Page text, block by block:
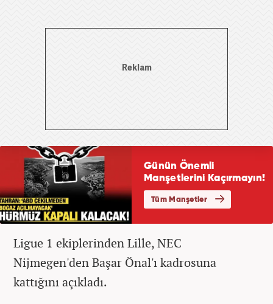
Ligue 1 ekiplerinden Lille, NEC
Nijmegen'den Başar Önal'ı kadrosuna
kattığını açıkladı.